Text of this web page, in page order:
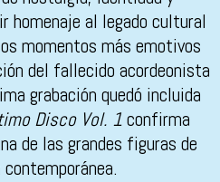
homenaje al legado cultural
momentos más emotivos
del fallecido acordeonista
grabación quedó incluida
Disco Vol. 1confirma
de las grandes figuras de